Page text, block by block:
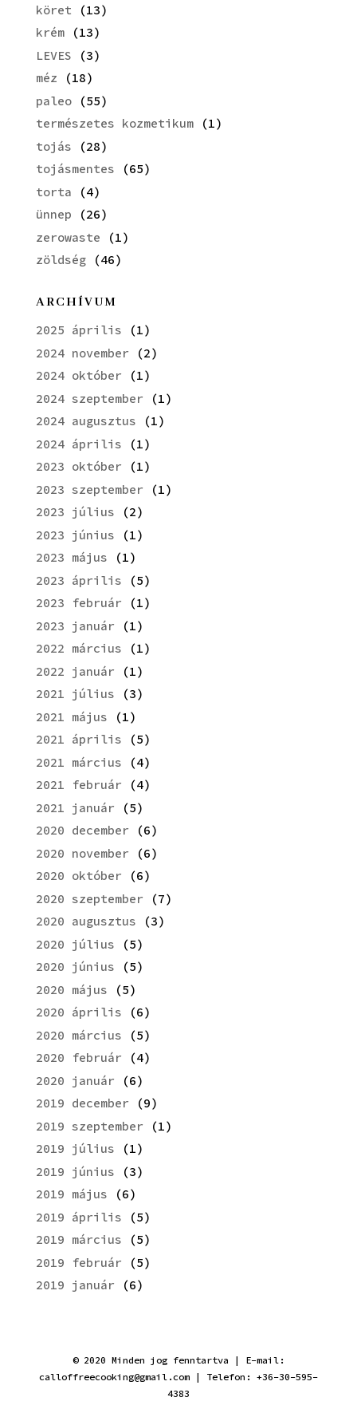
köret (13)
krém(13)
LEVES (3)
méz (18)
paleo(55)
természetes kozmetikum(1)
tojás (28)
tojásmentes (65)
torta (4)
ünnep (26)
zerowaste (1)
zöldség(46)
ARCHÍVUM
2025 április (1)
2024 november (2)
2024 október (1)
2024 szeptember (1)
2024 augusztus (1)
2024 április (1)
2023 október (1)
2023 szeptember (1)
2023 július (2)
2023 június (1)
2023 május (1)
2023 április (5)
2023 február (1)
2023 január (1)
2022 március (1)
2022 január (1)
2021 július (3)
2021 május (1)
2021 április (5)
2021 március (4)
2021 február (4)
2021 január (5)
2020 december (6)
2020 november (6)
2020 október (6)
2020 szeptember (7)
2020 augusztus (3)
2020 július (5)
2020 június (5)
2020 május (5)
2020 április (6)
2020 március (5)
2020 február (4)
2020 január (6)
2019 december (9)
2019 szeptember (1)
2019 július (1)
2019 június (3)
2019 május (6)
2019 április (5)
2019 március (5)
2019 február (5)
2019 január (6)
© 2020 Minden jog fenntartva | E-mail:
calloffreecooking@gmail.com | Telefon: +36-30-595-
4383